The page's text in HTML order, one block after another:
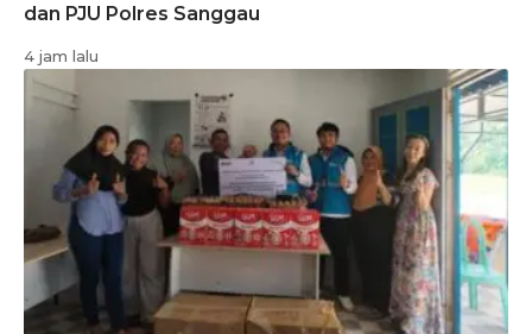
dan PJU Polres Sanggau
4 jam lalu